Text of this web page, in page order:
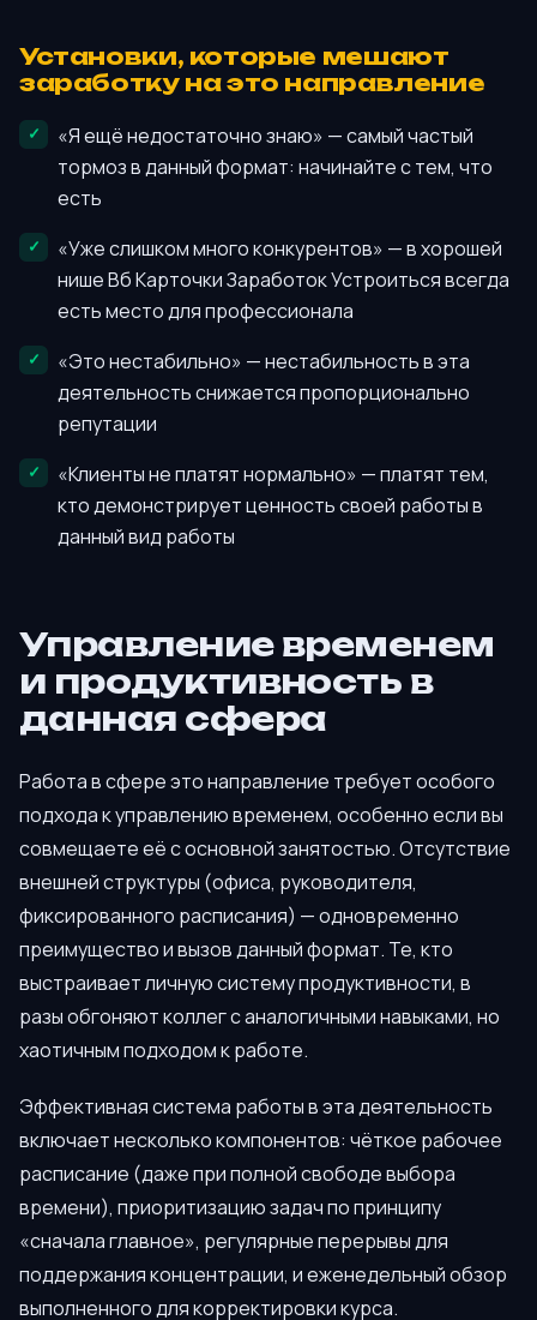
Установки, которые мешают
заработку на это направление
«Я ещё недостаточно знаю» — самый частый
тормоз в данный формат: начинайте с тем, что
есть
«Уже слишком много конкурентов» — в хорошей
нише Вб Карточки Заработок Устроиться всегда
есть место для профессионала
«Это нестабильно» — нестабильность в эта
деятельность снижается пропорционально
репутации
«Клиенты не платят нормально» — платят тем,
кто демонстрирует ценность своей работы в
данный вид работы
Управление временем
и продуктивность в
данная сфера
Работа в сфере это направление требует особого
подхода к управлению временем, особенно если вы
совмещаете её с основной занятостью. Отсутствие
внешней структуры (офиса, руководителя,
фиксированного расписания) — одновременно
преимущество и вызов данный формат. Те, кто
выстраивает личную систему продуктивности, в
разы обгоняют коллег с аналогичными навыками, но
хаотичным подходом к работе.
Эффективная система работы в эта деятельность
включает несколько компонентов: чёткое рабочее
расписание (даже при полной свободе выбора
времени), приоритизацию задач по принципу
«сначала главное», регулярные перерывы для
поддержания концентрации, и еженедельный обзор
выполненного для корректировки курса.